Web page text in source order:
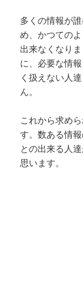
多くの情報が
め、かつての
出来なくなり
に、必要な情
く扱えない人
ん。
これから求め
す。数ある情
との出来る人
思います。